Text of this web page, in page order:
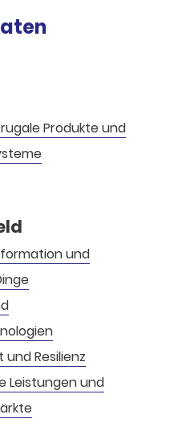
Produkte und
und
Resilienz
Leistungen und